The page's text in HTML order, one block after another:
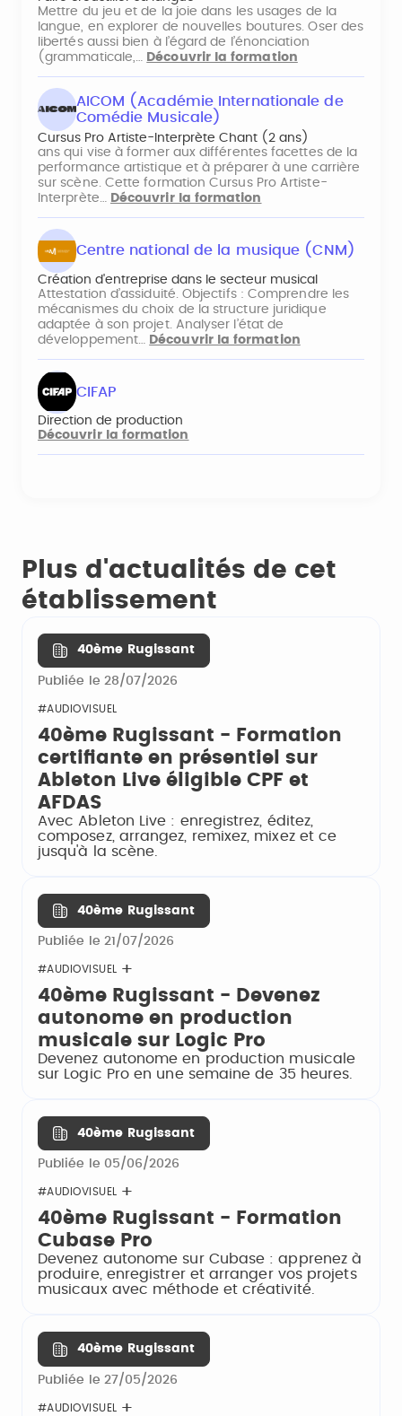
Mettre du jeu et de la joie dans les usages de la
langue, en explorer de nouvelles boutures. Oser des
libertés aussi bien à l’égard de l’énonciation
(grammaticale,… Découvrir la formation
AICOM (Académie Internationale de
Comédie Musicale)
Cursus Pro Artiste-Interprète Chant (2 ans)
ans qui vise à former aux différentes facettes de la
performance artistique et à préparer à une carrière
sur scène. Cette formation Cursus Pro Artiste-
Interprète… Découvrir la formation
Centre national de la musique (CNM)
Création d'entreprise dans le secteur musical
Attestation d’assiduité. Objectifs : Comprendre les
mécanismes du choix de la structure juridique
adaptée à son projet. Analyser l’état de
développement…
Découvrir la formation
CIFAP
Direction de production
Découvrir la formation
Plus d'actualités de cet
établissement
40ème Rugissant
Publiée le 28/07/2026
#AUDIOVISUEL
40ème Rugissant - Formation
certifiante en présentiel sur
Ableton Live éligible CPF et
AFDAS
Avec Ableton Live : enregistrez, éditez,
composez, arrangez, remixez, mixez et ce
jusqu'à la scène.
40ème Rugissant
Publiée le 21/07/2026
#AUDIOVISUEL
40ème Rugissant - Devenez
autonome en production
musicale sur Logic Pro
Devenez autonome en production musicale
sur Logic Pro en une semaine de 35 heures.
40ème Rugissant
Publiée le 05/06/2026
#AUDIOVISUEL
40ème Rugissant - Formation
Cubase Pro
Devenez autonome sur Cubase : apprenez à
produire, enregistrer et arranger vos projets
musicaux avec méthode et créativité.
40ème Rugissant
Publiée le 27/05/2026
#AUDIOVISUEL